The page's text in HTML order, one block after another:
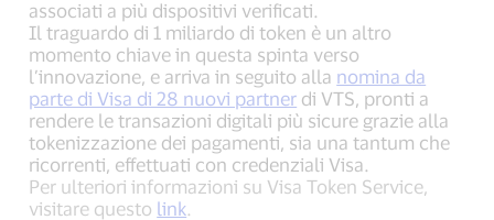
associati a più dispositivi verificati.
Il traguardo di 1 miliardo di token è un altro
momento chiave in questa spinta verso
l’innovazione, e arriva in seguito alla nomina da
parte di Visa di 28 nuovi partner di VTS, pronti a
rendere le transazioni digitali più sicure grazie alla
tokenizzazione dei pagamenti, sia una tantum che
ricorrenti, effettuati con credenziali Visa.
Per ulteriori informazioni su Visa Token Service,
visitare questo link.